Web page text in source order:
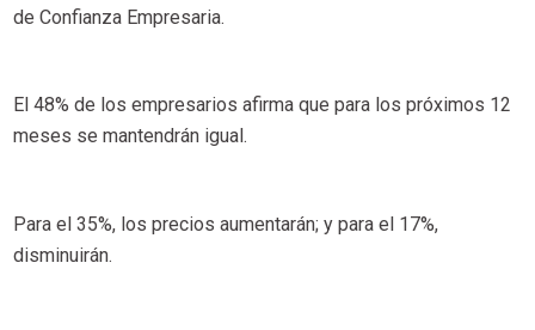
de Confianza Empresaria.
El 48% de los empresarios afirma que para los próximos 12
meses se mantendrán igual.
Para el 35%, los precios aumentarán; y para el 17%,
disminuirán.